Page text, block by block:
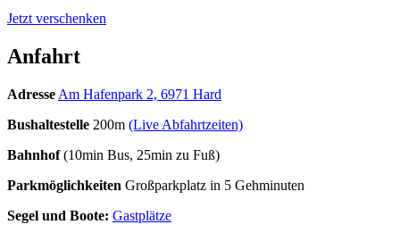
Jetzt verschenken
Anfahrt
Adresse Am Hafenpark 2, 6971 Hard
Bushaltestelle 200m (Live Abfahrtzeiten)
Bahnhof(10min Bus, 25min zu Fuß)
Parkmöglichkeiten Großparkplatz in 5 Gehminuten
Segel und Boote: Gastplätze